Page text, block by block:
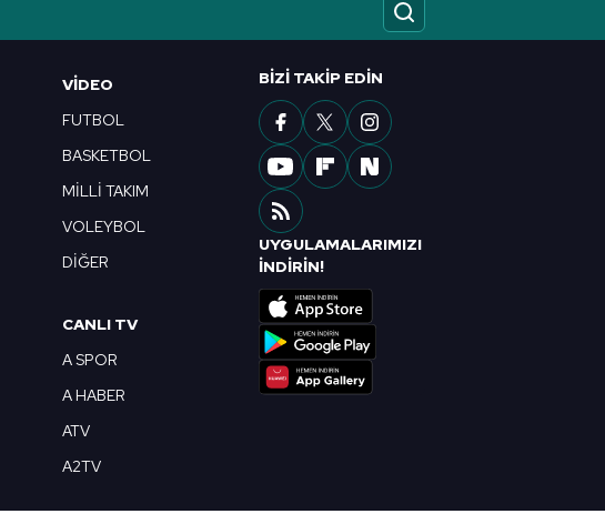
VIDEO
FUTBOL
BASKETBOL
MİLLİ TAKIM
VOLEYBOL
DİĞER
CANLI TV
A SPOR
A HABER
ATV
A2TV
BIZI TAKIP EDIN
UYGULAMALARIMIZI
İNDİRİN!